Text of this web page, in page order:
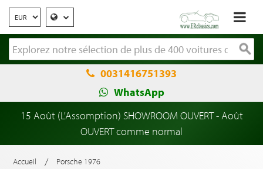
0031416751393
WhatsApp
15 Août (L'Assomption) SHOWROOM OUVERT - Août
OUVERT comme normal
Accueil / Porsche 1976